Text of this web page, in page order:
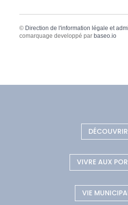
© Direction de l'information légale et
comarquage developpé par baseo.io
DÉCOUVRIR
VIVRE AUX
VIE